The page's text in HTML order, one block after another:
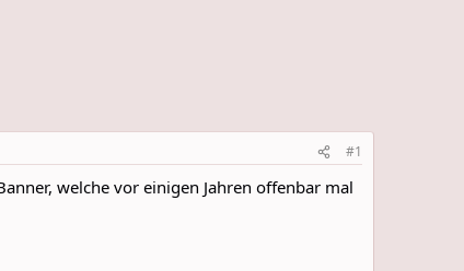
#1
welche vor einigen Jahren offenbar mal